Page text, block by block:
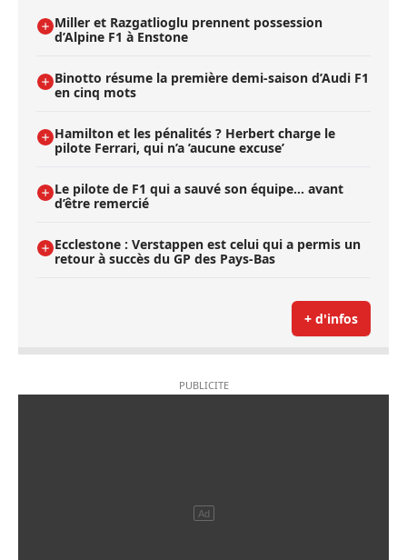
Miller et Razgatlioglu prennent possession
d’Alpine F1 à Enstone
Binotto résume la première demi-saison d’Audi F1
en cinq mots
Hamilton et les pénalités ? Herbert charge le
pilote Ferrari, qui n’a ’aucune excuse’
Le pilote de F1 qui a sauvé son équipe… avant
d’être remercié
Ecclestone : Verstappen est celui qui a permis un
retour à succès du GP des Pays-Bas
+ d'infos